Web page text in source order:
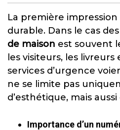
La première
durable. Dans le cas
de maison est souvent
les visiteurs, les
services d’urgence
ne se limite pas
d’esthétique, mais
Importance d’un